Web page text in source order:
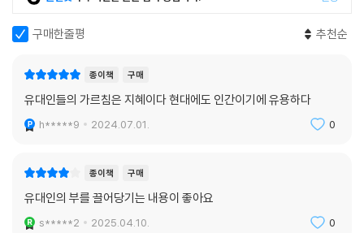
“훌륭한 판단력은 어떻게 얻습니까?” “좋은 경험을 통해서다.” “그럼, 좋
은 경험은 어떻게 얻습니까?” “나쁜 판단을 통해서다.”
제자들은 대답했다. “이웃의 물건을 탐하지 말라는 뜻임이 분명합니다.”
“그렇지 않다.” 랍비는 말을 이었다. “이 말은 너 자신을 탐하지 말라는 뜻
이니라.” ‘자신을 탐한다’는 게 무슨 뜻인가? 스스로를 넓게 열어두라.
구매한줄평 추천순
종이책 구매
유대인들의 가르침은 지혜이다 현대에도 인간이기에 유용하다
h*****9 2024.07.01. 0
종이책 구매
유대인의 부를 끌어당기는 내용이 좋아요
s*****2 2025.04.10. 0